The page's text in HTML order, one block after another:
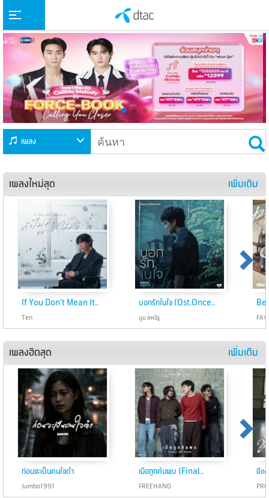
dtac
เพลง
เพลงใหม่สุด เพิ่มเติม
If You Don't Mean It..
Ten
บอกรักในใจ (Ost.Once..
บูม สหรัฐ
เพลงฮิตสุด เพิ่มเติม
ก่อนจะเป็นคนใจดำ
Jumbo1991
เมื่อถูกค้นพบ (Final..
FREEHAND
ขี้แ